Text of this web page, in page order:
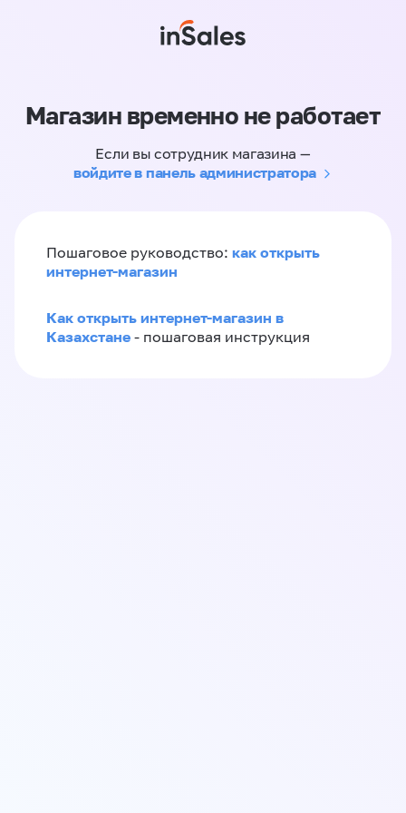
Магазин временно не работает
Если вы сотрудник магазина —
войдите в панель администратора
Пошаговое руководство: как открыть
интернет-магазин
Как открыть интернет-магазин в
Казахстане - пошаговая инструкция